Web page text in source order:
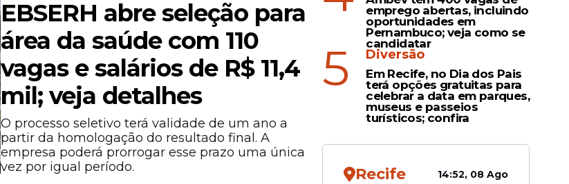
EBSERH abre seleção para
área da saúde com 110
vagas e salários de R$ 11,4
mil; veja detalhes
O processo seletivo terá validade de um ano a
partir da homologação do resultado final. A
empresa poderá prorrogar esse prazo uma única
vez por igual período.
emprego abertas, incluindo
oportunidades em
Pernambuco; veja como se
candidatar
5 Diversão
Em Recife, no Dia dos Pais
terá opções gratuitas para
celebrar a data em parques,
museus e passeios
turísticos; confira
Recife 14:52, 08 Ago